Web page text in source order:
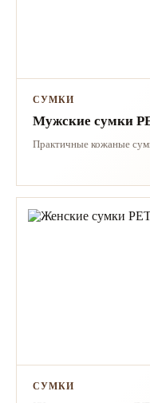
СУМКИ
Мужские сумки
Практичные кожаные
СУМКИ